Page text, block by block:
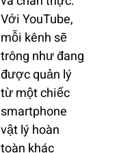
Với YouTube,
mỗi kênh sẽ
trông như đang
được quản lý
từ một chiếc
smartphone
vật lý hoàn
toàn khác